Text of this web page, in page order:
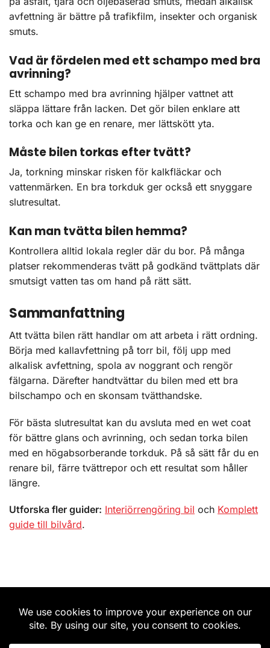
avfettning är bättre på trafikfilm, insekter och organisk
smuts.
Vad är fördelen med ett schampo med bra
avrinning?
Ett schampo med bra avrinning hjälper vattnet att
släppa lättare från lacken. Det gör bilen enklare att
torka och kan ge en renare, mer lättskött yta.
Måste bilen torkas efter tvätt?
Ja, torkning minskar risken för kalkfläckar och
vattenmärken. En bra torkduk ger också ett snyggare
slutresultat.
Kan man tvätta bilen hemma?
Kontrollera alltid lokala regler där du bor. På många
platser rekommenderas tvätt på godkänd tvättplats där
smutsigt vatten tas om hand på rätt sätt.
Sammanfattning
Att tvätta bilen rätt handlar om att arbeta i rätt ordning.
Börja med kallavfettning på torr bil, följ upp med
alkalisk avfettning, spola av noggrant och rengör
fälgarna. Därefter handtvättar du bilen med ett bra
bilschampo och en skonsam tvätthandske.
För bästa slutresultat kan du avsluta med en wet coat
för bättre glans och avrinning, och sedan torka bilen
med en högabsorberande torkduk. På så sätt får du en
renare bil, färre tvättrepor och ett resultat som håller
längre.
Utforska fler guider: Interiörrengöring bil och Komplett
guide till bilvård.